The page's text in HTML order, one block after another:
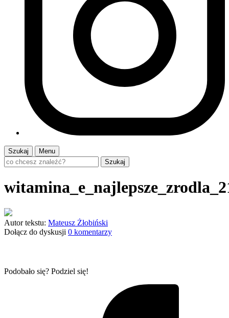
Szukaj
Menu
Szukaj
Autor tekstu: Mateusz Żłobiński
Dołącz do dyskusji 0 komentarzy
Podobało się? Podziel się!